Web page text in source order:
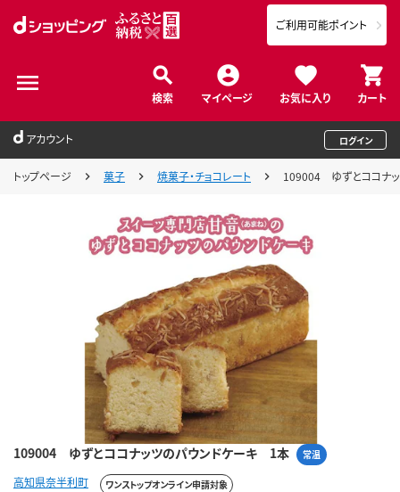
検索 マイページ お気に入り カート
ご利用可能ポイント
アカウント ログイン
トップページ 菓子 焼菓子・チョコレート 109004 ゆずとココナ
109004 ゆずとココナッツのパウンドケーキ 1本 常温
高知県奈半利町 ワンストップオンライン申請対象